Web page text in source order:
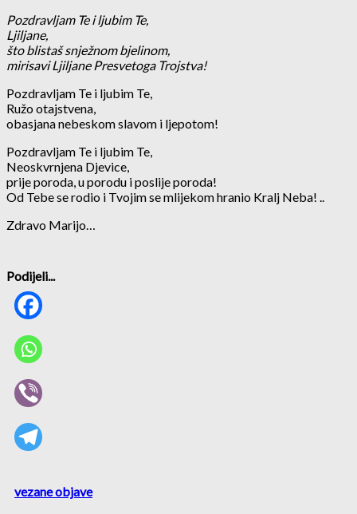
Pozdravljam Te i ljubim Te,
Ljiljane,
što blistaš snježnom bjelinom,
mirisavi Ljiljane Presvetoga Trojstva!
Pozdravljam Te i ljubim Te,
Ružo otajstvena,
obasjana nebeskom slavom i ljepotom!
Pozdravljam Te i ljubim Te,
Neoskvrnjena Djevice,
prije poroda, u porodu i poslije poroda!
Od Tebe se rodio i Tvojim se mlijekom hranio Kralj Neba! ..
Zdravo Marijo…
Podijeli...
vezane objave